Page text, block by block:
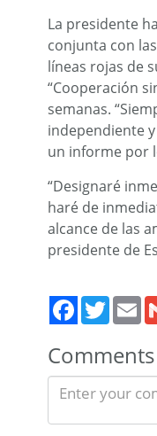
La presidente
conjunta con
líneas rojas de
“Cooperación
semanas.
independiente
un informe por
“Designaré
haré de
alcance de las
presidente de
Twitter